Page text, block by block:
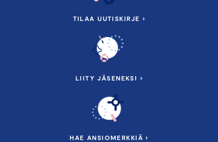
TILAA UUTISKIRJE ›
LIITY JÄSENEKSI ›
HAE ANSIOMERKKIÄ ›